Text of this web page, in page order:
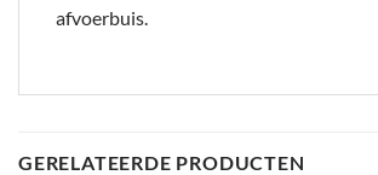
afvoerbuis.
GERELATEERDE PRODUCTEN